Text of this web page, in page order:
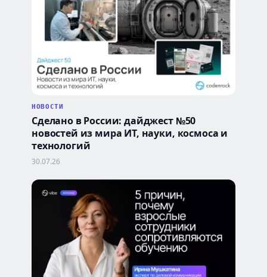
НОВОСТИ
Сделано в России: дайджест №50
новостей из мира ИТ, науки, космоса и
технологий
30.07.26